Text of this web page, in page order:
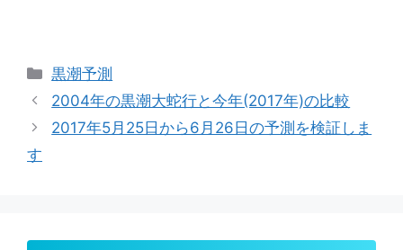
カ
テ
リ
黒潮予測
2004年の黒潮大蛇行と今年(2017年)の比較
2017年5月25日から6月26日の予測を検証しま
す